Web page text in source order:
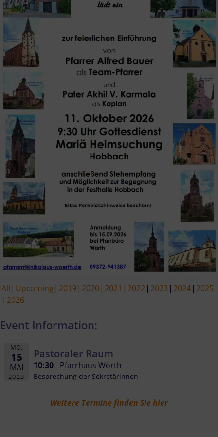
All Upcoming 2019 2020 2021 2022 2023 2024 2025
2026
Event Information:
MO.
15
MAI
2023
Pastoraler Raum
10:30 Pfarrhaus Wörth
Besprechung der Sekretärinnen
Weitere Termine finden Sie hier